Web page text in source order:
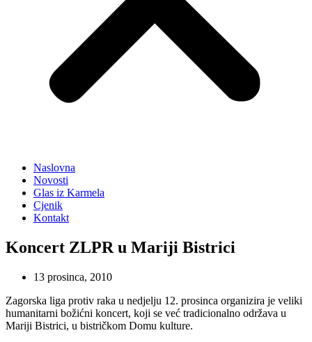
Naslovna
Novosti
Glas iz Karmela
Cjenik
Kontakt
Koncert ZLPR u Mariji Bistrici
13 prosinca, 2010
Zagorska liga protiv raka u nedjelju 12. prosinca organizira je veliki
humanitarni božićni koncert, koji se već tradicionalno održava u
Mariji Bistrici, u bistričkom Domu kulture.